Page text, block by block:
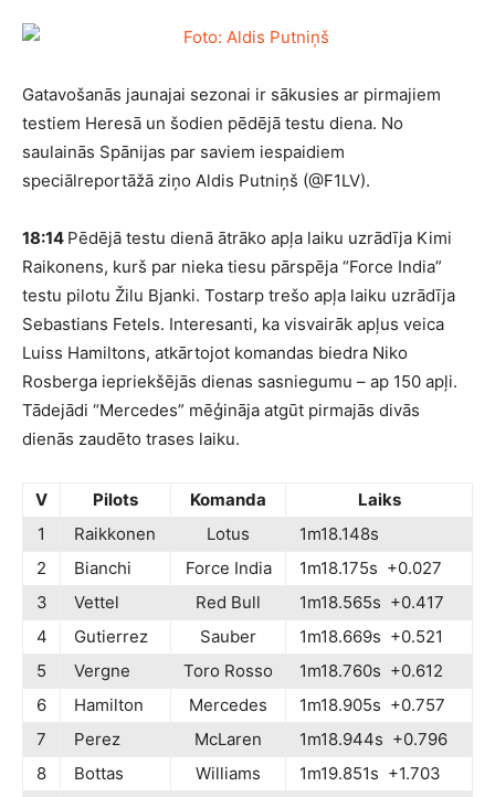
Gatavošanās jaunajai sezonai ir sākusies ar pirmajiem
testiem Heresā un šodien pēdējā testu diena. No
saulainās Spānijas par saviem iespaidiem
speciālreportāžā ziņo Aldis Putniņš (@F1LV).
18:14 Pēdējā testu dienā ātrāko apļa laiku uzrādīja Kimi
Raikonens, kurš par nieka tiesu pārspēja “Force India”
testu pilotu Žilu Bjanki. Tostarp trešo apļa laiku uzrādīja
Sebastians Fetels. Interesanti, ka visvairāk apļus veica
Luiss Hamiltons, atkārtojot komandas biedra Niko
Rosberga iepriekšējās dienas sasniegumu – ap 150 apļi.
Tādejādi “Mercedes” mēģināja atgūt pirmajās divās
dienās zaudēto trases laiku.
V Pilots Komanda
Laiks
1
Raikkonen Lotus
1m18.148s
2
Bianchi Force India
1m18.175s +0.027
3
Vettel Red Bull
1m18.565s +0.417
4
Gutierrez Sauber
1m18.669s +0.521
5
Vergne Toro Rosso
1m18.760s +0.612
6
Hamilton Mercedes
1m18.905s +0.757
7
Perez McLaren
1m18.944s +0.796
8
Bottas Williams
1m19.851s +1.703